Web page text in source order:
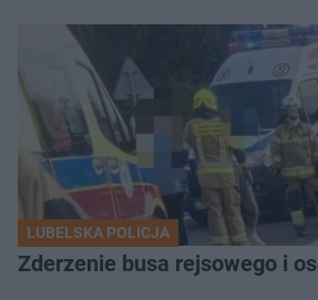
LUBELSKA POLICJA
Zderzenie busa rejsowego i